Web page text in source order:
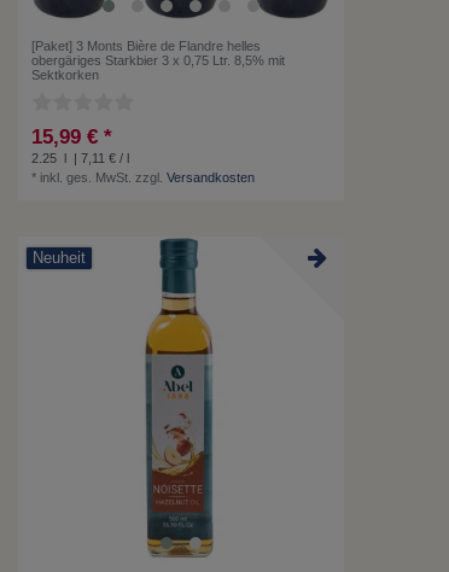
[Paket] 3 Monts Bière de Flandre helles
obergäriges Starkbier 3 x 0,75 Ltr. 8,5% mit
Sektkorken
15,99 € *
2.25 l | 7,11 € / l
* inkl. ges. MwSt. zzgl.Versandkosten
Neuheit